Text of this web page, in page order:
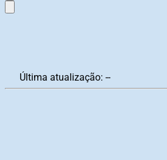
Última atualização: --